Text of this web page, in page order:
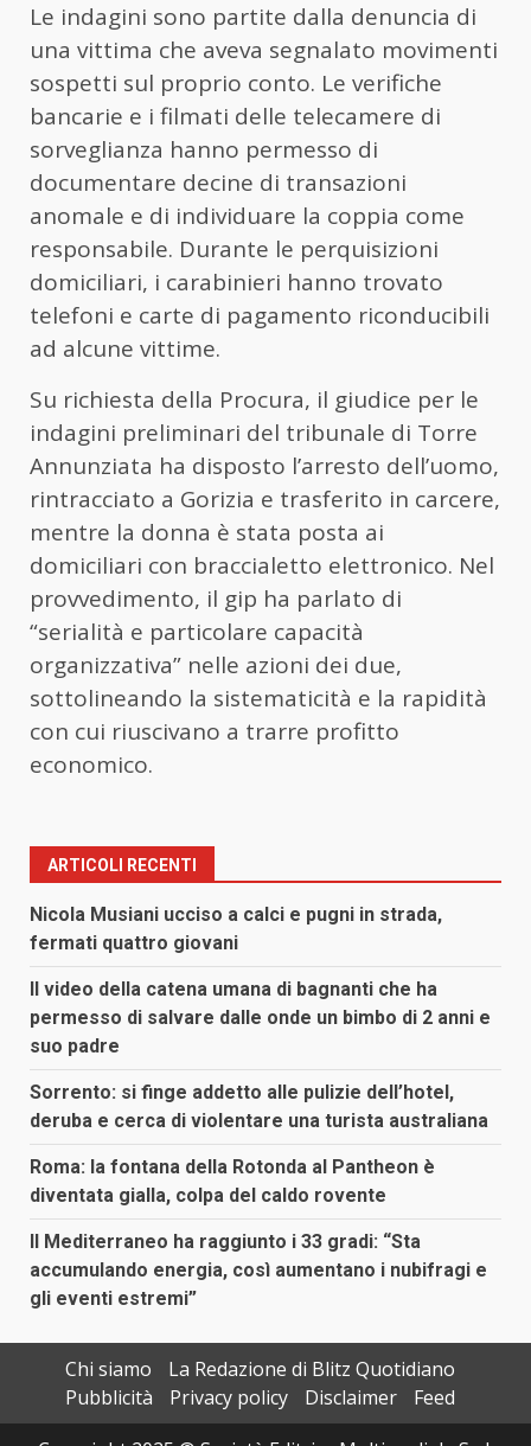
Le indagini sono partite dalla denuncia di
una vittima che aveva segnalato movimenti
sospetti sul proprio conto. Le verifiche
bancarie e i filmati delle telecamere di
sorveglianza hanno permesso di
documentare decine di transazioni
anomale e di individuare la coppia come
responsabile. Durante le perquisizioni
domiciliari, i carabinieri hanno trovato
telefoni e carte di pagamento riconducibili
ad alcune vittime.
Su richiesta della Procura, il giudice per le
indagini preliminari del tribunale di Torre
Annunziata ha disposto l’arresto dell’uomo,
rintracciato a Gorizia e trasferito in carcere,
mentre la donna è stata posta ai
domiciliari con braccialetto elettronico. Nel
provvedimento, il gip ha parlato di
“serialità e particolare capacità
organizzativa” nelle azioni dei due,
sottolineando la sistematicità e la rapidità
con cui riuscivano a trarre profitto
economico.
ARTICOLI RECENTI
Nicola Musiani ucciso a calci e pugni in strada,
fermati quattro giovani
Il video della catena umana di bagnanti che ha
permesso di salvare dalle onde un bimbo di 2 anni e
suo padre
Sorrento: si finge addetto alle pulizie dell’hotel,
deruba e cerca di violentare una turista australiana
Roma: la fontana della Rotonda al Pantheon è
diventata gialla, colpa del caldo rovente
Il Mediterraneo ha raggiunto i 33 gradi: “Sta
accumulando energia, così aumentano i nubifragi e
gli eventi estremi”
Chi siamo
La Redazione di Blitz Quotidiano
Pubblicità
Privacy policy Disclaimer
Feed